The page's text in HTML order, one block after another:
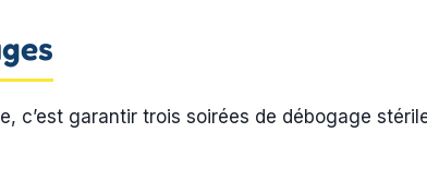
c’est garantir trois soirées de débogage